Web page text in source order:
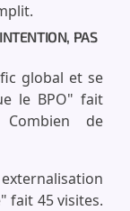
PAS
global et se
le BPO" fait
de
fait 45 visites.